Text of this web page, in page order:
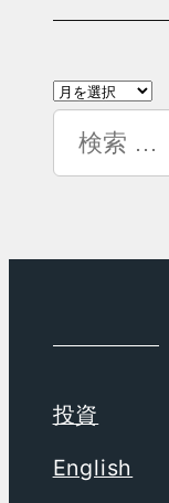
テ
リ
ア
カ
索
投資
English